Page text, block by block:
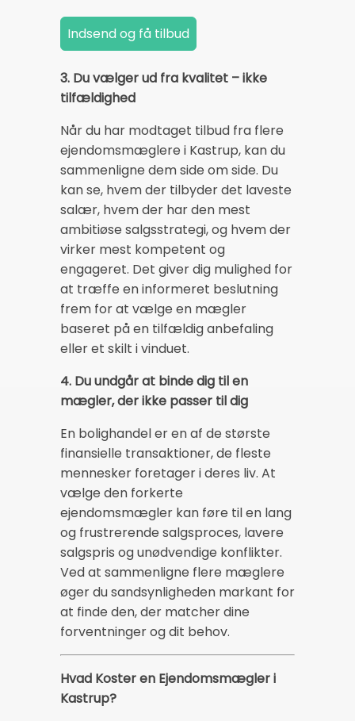
3. Du vælger ud fra kvalitet – ikke
tilfældighed
Når du har modtaget tilbud fra flere
ejendomsmæglere i Kastrup, kan du
sammenligne dem side om side. Du
kan se, hvem der tilbyder det laveste
salær, hvem der har den mest
ambitiøse salgsstrategi, og hvem der
virker mest kompetent og
engageret. Det giver dig mulighed for
at træffe en informeret beslutning
frem for at vælge en mægler
baseret på en tilfældig anbefaling
eller et skilt i vinduet.
4. Du undgår at binde dig til en
mægler, der ikke passer til dig
En bolighandel er en af de største
finansielle transaktioner, de fleste
mennesker foretager i deres liv. At
vælge den forkerte
ejendomsmægler kan føre til en lang
og frustrerende salgsproces, lavere
salgspris og unødvendige konflikter.
Ved at sammenligne flere mæglere
øger du sandsynligheden markant for
at finde den, der matcher dine
forventninger og dit behov.
Hvad Koster en Ejendomsmægler i
Kastrup?